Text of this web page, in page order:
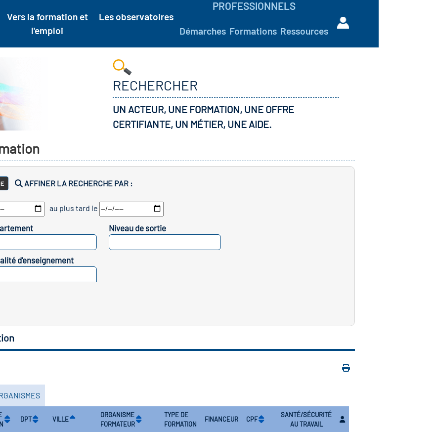
Vers la formation et
l'emploi
Les observatoires
PROFESSIONNELS
Démarches Formations Ressources
RECHERCHER
UN ACTEUR, UNE FORMATION, UNE OFFRE
CERTIFIANTE, UN MÉTIER, UNE AIDE.
AFFINER LA RECHERCHE PAR :
au plus tard le
Niveau de sortie
d'enseignement
DPT VILLE
ORGANISME
FORMATEUR
TYPE DE
FORMATION
FINANCEUR CPF
SANTÉ/SÉCURITÉ
AU TRAVAIL